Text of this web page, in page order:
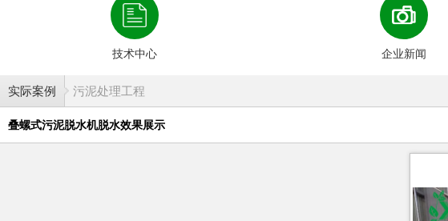
技术中心 企业新闻
实际案例 污泥处理工程
叠螺式污泥脱水机脱水效果展示